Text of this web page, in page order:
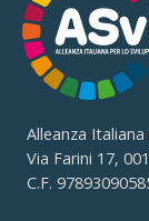
Alleanza
Via Farini 17,
C.F.